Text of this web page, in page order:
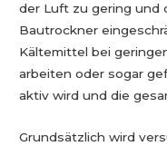
der Luft zu gering und
Bautrockner
Kältemittel bei
arbeiten oder sogar
aktiv wird und die
Grundsätzlich wird